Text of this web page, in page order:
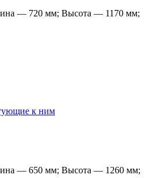
— 720 мм; Высота — 1170 мм;
к ним
— 650 мм; Высота — 1260 мм;